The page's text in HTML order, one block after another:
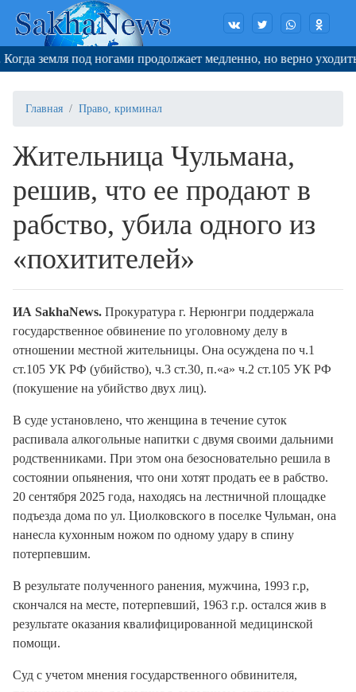
земля под ногами продолжает медленно, но верно уходить
Главная Право, криминал
Жительница Чульмана,
решив, что ее продают в
рабство, убила одного из
«похитителей»
ИА SakhaNews. Прокуратура г. Нерюнгри поддержала
государственное обвинение по уголовному делу в
отношении местной жительницы. Она осуждена по ч.1
ст.105 УК РФ (убийство), ч.3 ст.30, п.«а» ч.2 ст.105 УК РФ
(покушение на убийство двух лиц).
В суде установлено, что женщина в течение суток
распивала алкогольные напитки с двумя своими дальними
родственниками. При этом она безосновательно решила в
состоянии опьянения, что они хотят продать ее в рабство.
20 сентября 2025 года, находясь на лестничной площадке
подъезда дома по ул. Циолковского в поселке Чульман, она
нанесла кухонным ножом по одному удару в спину
потерпевшим.
В результате полученного ранения, мужчина, 1993 г.р,
скончался на месте, потерпевший, 1963 г.р. остался жив в
результате оказания квалифицированной медицинской
помощи.
Суд с учетом мнения государственного обвинителя,